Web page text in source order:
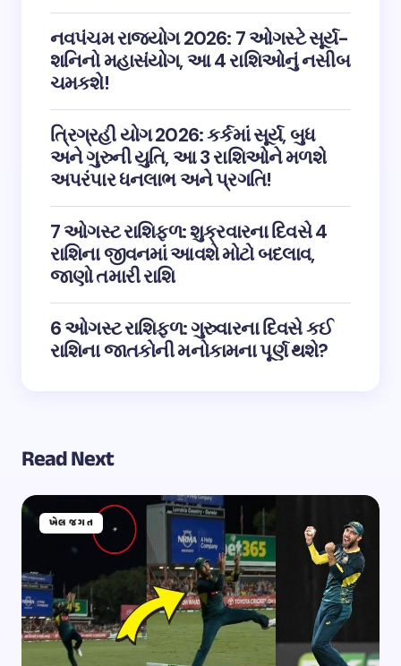
નવપંચમ રાજયોગ 2026: 7 ઓગસ્ટે સૂર્ય-
શનિનો મહાસંયોગ, આ 4 રાશિઓનું નસીબ
ચમકશે!
ત્રિગ્રહી યોગ 2026: કર્કમાં સૂર્ય, બુધ
અને ગુરુની યુતિ, આ 3 રાશિઓને મળશે
અપરંપાર ધનલાભ અને પ્રગતિ!
7 ઓગસ્ટ રાશિફળ: શુક્રવારના દિવસે 4
રાશિના જીવનમાં આવશે મોટો બદલાવ,
જાણો તમારી રાશિ
6 ઓગસ્ટ રાશિફળ: ગુરુવારના દિવસે કઈ
રાશિના જાતકોની મનોકામના પૂર્ણ થશે?
Read Next
ખેલ જગત